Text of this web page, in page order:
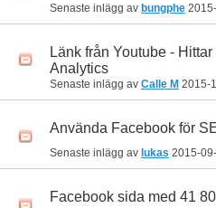
Senaste inlägg av bungphe
Länk från Youtube -
Analytics
Senaste inlägg av Calle M 2015-
Använda Facebook för
Senaste inlägg av lukas 2015-
Facebook sida med 41